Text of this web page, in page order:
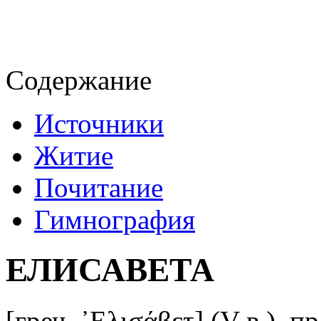
Содержание
Источники
Житие
Почитание
Гимнография
ЕЛИСАВЕТА